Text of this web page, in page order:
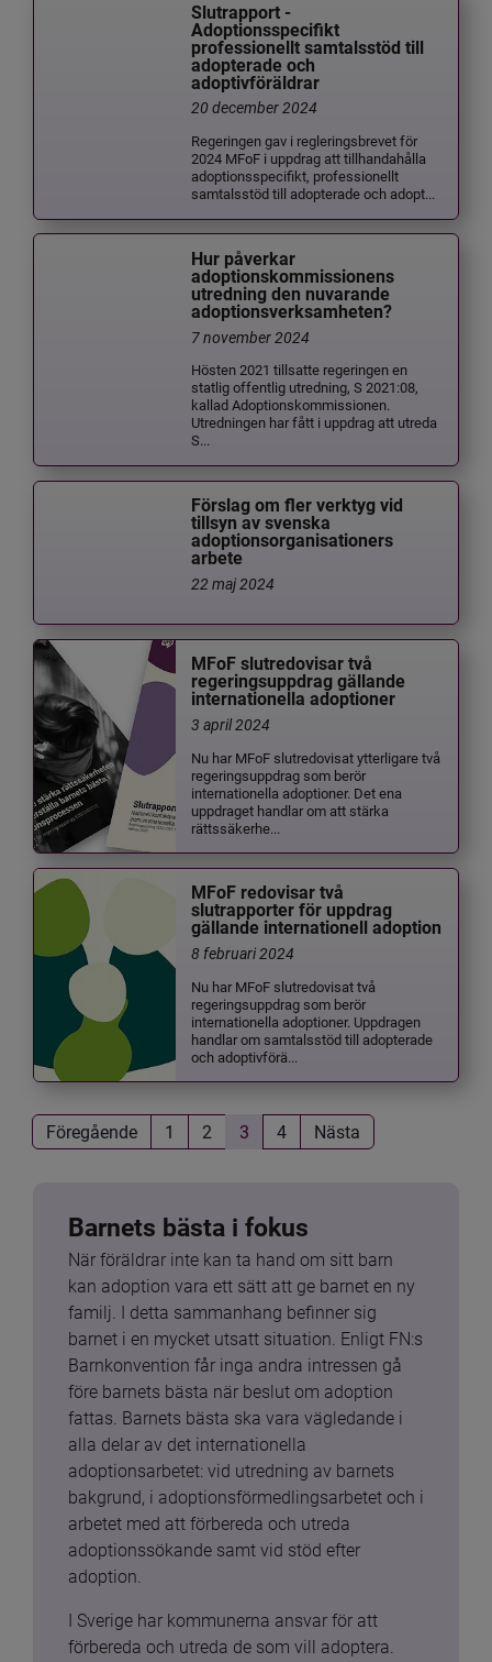
Slutrapport -
Adoptionsspecifikt
professionellt samtalsstöd till
adopterade och
adoptivföräldrar
20 december 2024
Regeringen gav i regleringsbrevet för
2024 MFoF i uppdrag att tillhandahålla
adoptionsspecifikt, professionellt
samtalsstöd till adopterade och adopt...
Hur påverkar
adoptionskommissionens
utredning den nuvarande
adoptionsverksamheten?
7 november 2024
Hösten 2021 tillsatte regeringen en
statlig offentlig utredning, S 2021:08,
kallad Adoptionskommissionen.
Utredningen har fått i uppdrag att utreda
S...
Förslag om fler verktyg vid
tillsyn av svenska
adoptionsorganisationers
arbete
22 maj 2024
MFoF slutredovisar två
regeringsuppdrag gällande
internationella adoptioner
3 april 2024
Nu har MFoF slutredovisat ytterligare två
regeringsuppdrag som berör
internationella adoptioner. Det ena
uppdraget handlar om att stärka
rättssäkerhe...
MFoF redovisar två
slutrapporter för uppdrag
gällande internationell adoption
8 februari 2024
Nu har MFoF slutredovisat två
regeringsuppdrag som berör
internationella adoptioner. Uppdragen
handlar om samtalsstöd till adopterade
och adoptivförä...
Föregående 1 2 3 4 Nästa
Barnets bästa i fokus
När föräldrar inte kan ta hand om sitt barn
kan adoption vara ett sätt att ge barnet en ny
familj. I detta sammanhang befinner sig
barnet i en mycket utsatt situation. Enligt FN:s
Barnkonvention får inga andra intressen gå
före barnets bästa när beslut om adoption
fattas. Barnets bästa ska vara vägledande i
alla delar av det internationella
adoptionsarbetet: vid utredning av barnets
bakgrund, i adoptionsförmedlingsarbetet och i
arbetet med att förbereda och utreda
adoptionssökande samt vid stöd efter
adoption.
I Sverige har kommunerna ansvar för att
förbereda och utreda de som vill adoptera.